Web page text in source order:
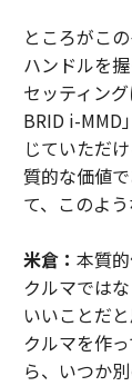
ところがこ
ハンドルを
セッティン
BRID i-MMD
じていただ
質的な価値
て、このよ
米倉： 本質
クルマでは
いいことだ
クルマを作
ら、いつか